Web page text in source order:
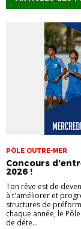
PÔLE OUTRE-MER
Concours
2026 !
Ton rêve est de
à t'améliorer et
structures de
chaque année, le
de déte...